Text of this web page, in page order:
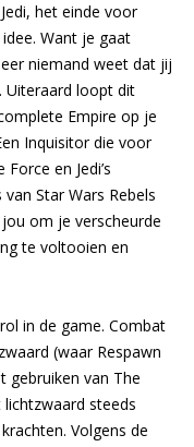
het einde voor
Want je gaat
niemand weet dat jij
Uiteraard loopt dit
Empire op je
Inquisitor die voor
en Jedi’s
Star Wars Rebels
om je verscheurde
te voltooien en
in de game. Combat
(waar Respawn
gebruiken van The
steeds
Volgens de